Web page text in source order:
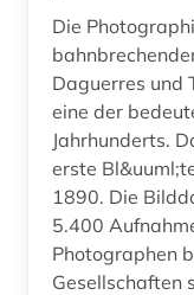
dom (1)
dom
dorf (1)
Die
Daguerres und
eine der
Jahrhunderts.
erste
1890. Die
5.400
Photographen
Gesellschaften